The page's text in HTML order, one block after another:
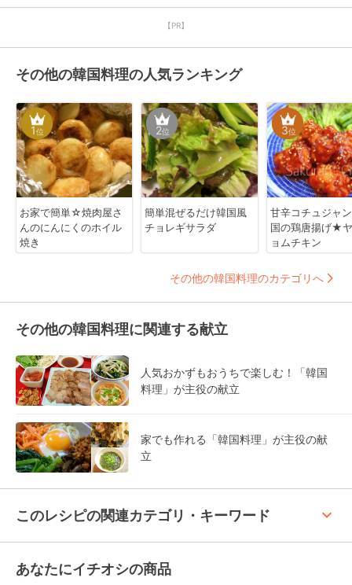
【PR】
その他の韓国料理の人気ランキング
1位
お家で簡単☆焼肉屋さ
んのにんにくのホイル
焼き
2位
簡単混ぜるだけ韓国風
チョレギサラダ
3位
甘辛コチュジャ
国の鶏唐揚げ★
ョムチキン
その他の韓国料理のカテゴリへ
その他の韓国料理に関連する献立
人気おかずもおうちで楽しむ！「韓国
料理」が主役の献立
家でも作れる「韓国料理」が主役の献
立
このレシピの関連カテゴリ・キーワード keyboard_arrow_up
あなたにイチオシの商品